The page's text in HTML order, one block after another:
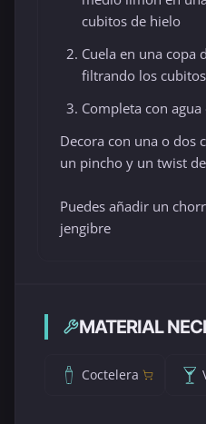
cubitos de hielo
Cuela en una copa
filtrando los
Completa con agua
Decora con una o dos
un pincho y un twist
Puedes añadir un
jengibre
MATERIAL
Coctelera